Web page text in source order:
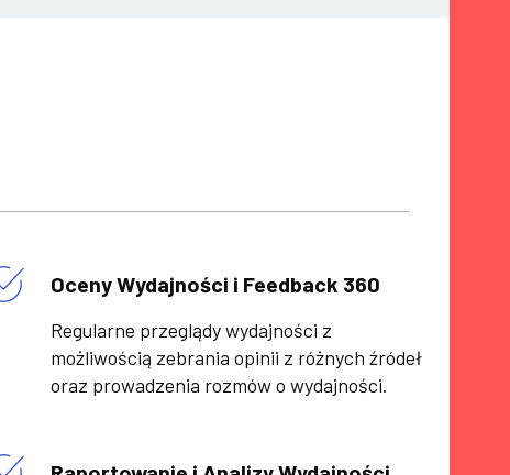
Oceny Wydajności i Feedback 360
Regularne przeglądy wydajności z
możliwością zebrania opinii z różnych źródeł
oraz prowadzenia rozmów o wydajności.